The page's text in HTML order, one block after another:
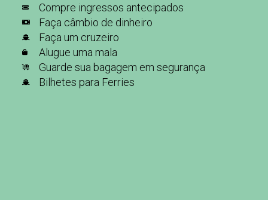
Compre ingressos antecipados
Faça câmbio de dinheiro
Faça um cruzeiro
Alugue uma mala
Guarde sua bagagem em segurança
Bilhetes para Ferries